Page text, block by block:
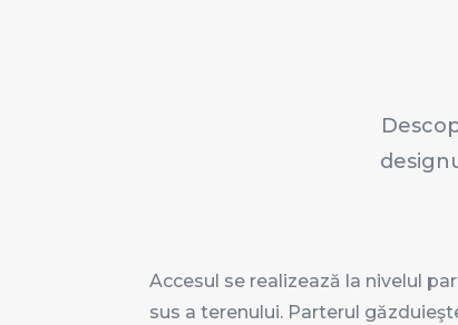
Accesul se realizează la nivelul
sus a terenului. Parterul